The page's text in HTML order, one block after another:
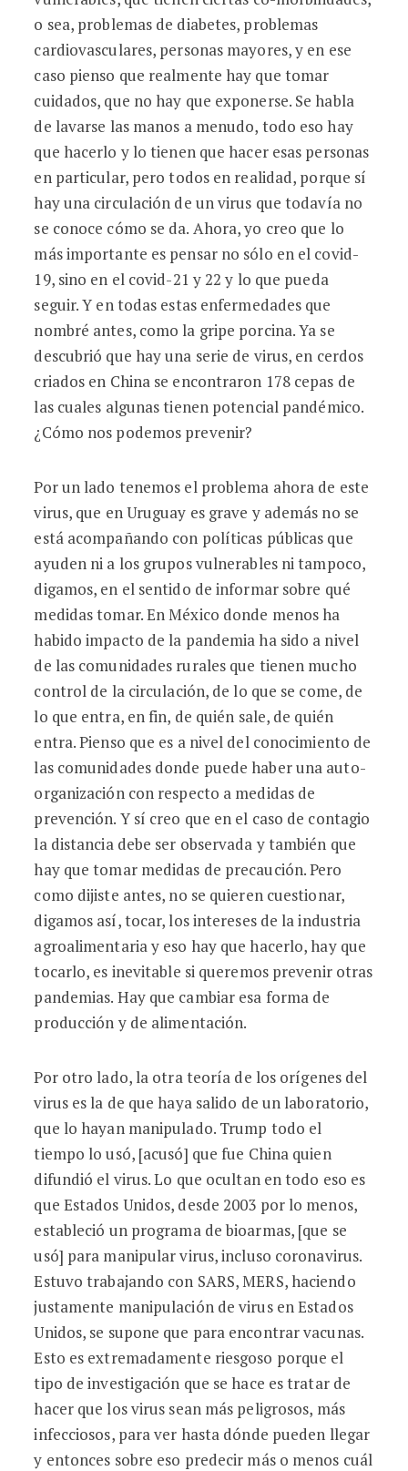
o sea, problemas de diabetes, problemas
cardiovasculares, personas mayores, y en ese
caso pienso que realmente hay que tomar
cuidados, que no hay que exponerse. Se habla
de lavarse las manos a menudo, todo eso hay
que hacerlo y lo tienen que hacer esas personas
en particular, pero todos en realidad, porque sí
hay una circulación de un virus que todavía no
se conoce cómo se da. Ahora, yo creo que lo
más importante es pensar no sólo en el covid-
19, sino en el covid-21 y 22 y lo que pueda
seguir. Y en todas estas enfermedades que
nombré antes, como la gripe porcina. Ya se
descubrió que hay una serie de virus, en cerdos
criados en China se encontraron 178 cepas de
las cuales algunas tienen potencial pandémico.
¿Cómo nos podemos prevenir?
Por un lado tenemos el problema ahora de este
virus, que en Uruguay es grave y además no se
está acompañando con políticas públicas que
ayuden ni a los grupos vulnerables ni tampoco,
digamos, en el sentido de informar sobre qué
medidas tomar. En México donde menos ha
habido impacto de la pandemia ha sido a nivel
de las comunidades rurales que tienen mucho
control de la circulación, de lo que se come, de
lo que entra, en fin, de quién sale, de quién
entra. Pienso que es a nivel del conocimiento de
las comunidades donde puede haber una auto-
organización con respecto a medidas de
prevención. Y sí creo que en el caso de contagio
la distancia debe ser observada y también que
hay que tomar medidas de precaución. Pero
como dijiste antes, no se quieren cuestionar,
digamos así, tocar, los intereses de la industria
agroalimentaria y eso hay que hacerlo, hay que
tocarlo, es inevitable si queremos prevenir otras
pandemias. Hay que cambiar esa forma de
producción y de alimentación.
Por otro lado, la otra teoría de los orígenes del
virus es la de que haya salido de un laboratorio,
que lo hayan manipulado. Trump todo el
tiempo lo usó, [acusó] que fue China quien
difundió el virus. Lo que ocultan en todo eso es
que Estados Unidos, desde 2003 por lo menos,
estableció un programa de bioarmas, [que se
usó] para manipular virus, incluso coronavirus.
Estuvo trabajando con SARS, MERS, haciendo
justamente manipulación de virus en Estados
Unidos, se supone que para encontrar vacunas.
Esto es extremadamente riesgoso porque el
tipo de investigación que se hace es tratar de
hacer que los virus sean más peligrosos, más
infecciosos, para ver hasta dónde pueden llegar
y entonces sobre eso predecir más o menos cuál